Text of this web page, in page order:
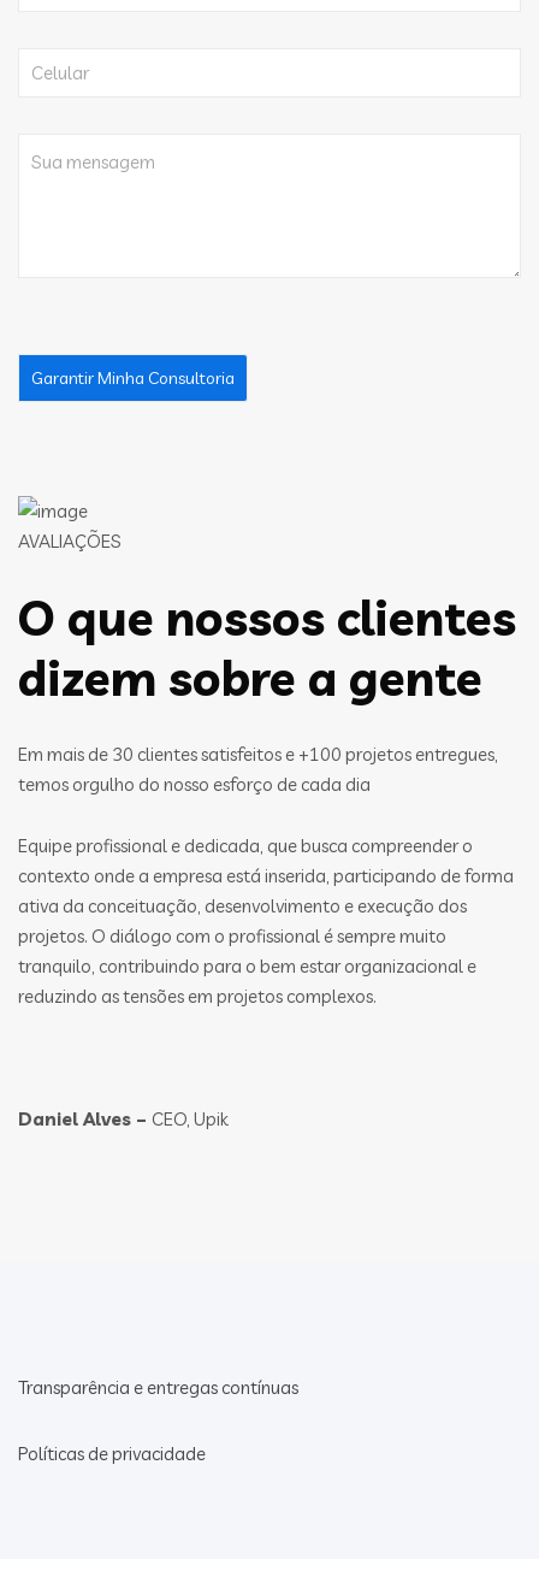
AVALIAÇÕES
O que nossos clientes
dizem sobre a gente
Em mais de 30 clientes satisfeitos e +100 projetos entregues,
temos orgulho do nosso esforço de cada dia
Equipe profissional e dedicada, que busca compreender o
contexto onde a empresa está inserida, participando de forma
ativa da conceituação, desenvolvimento e execução dos
projetos. O diálogo com o profissional é sempre muito
tranquilo, contribuindo para o bem estar organizacional e
reduzindo as tensões em projetos complexos.
Daniel Alves – CEO, Upik
Transparência e entregas contínuas
Políticas de privacidade